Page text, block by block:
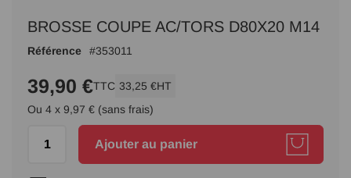
début
d’images
BROSSE COUPE AC/TORS D80X20 M14
Référence 353011
39,90 €TTC 33,25 €HT
Ou 4 x 9,97 € (sans frais)
Ajouter au panier